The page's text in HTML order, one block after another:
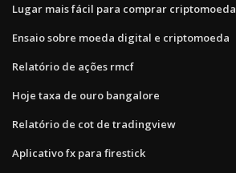
Lugar mais fácil para comprar criptomoeda
Ensaio sobre moeda digital e criptomoeda
Relatório de ações rmcf
Hoje taxa de ouro bangalore
Relatório de cot de tradingview
Aplicativo fx para firestick